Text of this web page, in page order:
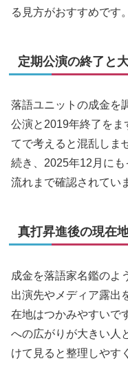
る見方がおすすめです。
定期公演の終了と
落語ユニットの成金を
公演と2019年終了をま
てで考えると混乱しま
続き、2025年12月に
流れまで確認されてい
真打昇進後の現在
成金を落語家名鑑のよ
出演先やメディア露出
在地はつかみやすいで
への広がりが大きい人
けて見ると整理しやす